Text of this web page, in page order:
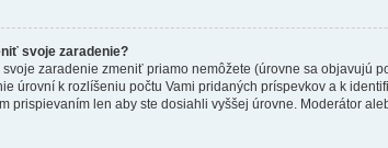
svoje zaradenie?
svoje zaradenie zmeniť priamo nemôžete (úrovne sa objavujú
úrovní k rozlíšeniu počtu Vami pridaných príspevkov a k
prispievaním len aby ste dosiahli vyššej úrovne. Moderátor